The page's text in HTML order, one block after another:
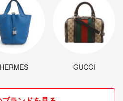
HERMES GUCCI